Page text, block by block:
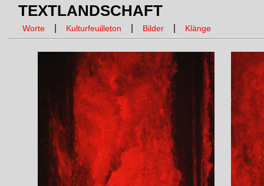
TEXTLANDSCHAFT
Worte Kulturfeuilleton Bilder Klänge